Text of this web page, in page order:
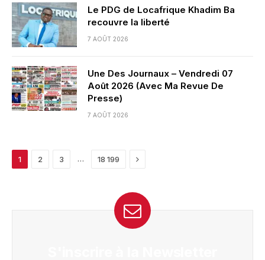
Le PDG de Locafrique Khadim Ba
recouvre la liberté
7 AOÛT 2026
Une Des Journaux – Vendredi 07
Août 2026 (Avec Ma Revue De
Presse)
7 AOÛT 2026
1 2 3 … 18 199 Next